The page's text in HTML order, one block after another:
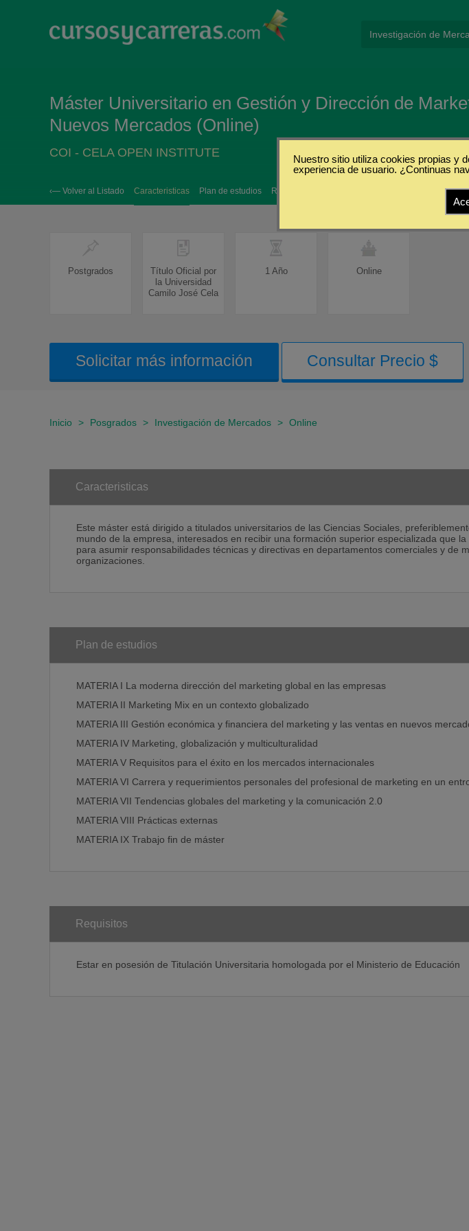
Máster Universitario en Gestión y Dirección de
Nuevos Mercados (Online)
COI - CELA OPEN INSTITUTE
‹— Volver al Listado Caracteristicas Plan de estudios Requisitos
Postgrados
Título Oficial por
la Universidad
Camilo José Cela
1 Año Online
Solicitar más información Consultar Precio $
Inicio > Posgrados > Investigación de Mercados > Online
Caracteristicas
Este máster está dirigido a titulados universitarios de las Ciencias Sociales,
mundo de la empresa, interesados en recibir una formación superior especializada que
para asumir responsabilidades técnicas y directivas en departamentos comerciales y de
organizaciones.
Plan de estudios
MATERIA I La moderna dirección del marketing global en las empresas
MATERIA II Marketing Mix en un contexto globalizado
MATERIA III Gestión económica y financiera del marketing y las ventas en nuevos
MATERIA IV Marketing, globalización y multiculturalidad
MATERIA V Requisitos para el éxito en los mercados internacionales
MATERIA VI Carrera y requerimientos personales del profesional de marketing en un
MATERIA VII Tendencias globales del marketing y la comunicación 2.0
MATERIA VIII Prácticas externas
MATERIA IX Trabajo fin de máster
Requisitos
Estar en posesión de Titulación Universitaria homologada por el Ministerio de Educación
Nuestro sitio utiliza cookies propias y
experiencia de usuario. ¿Continuas